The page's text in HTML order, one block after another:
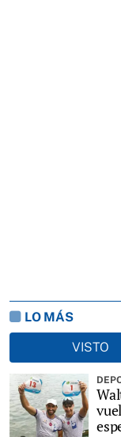
LO MÁS
VISTO